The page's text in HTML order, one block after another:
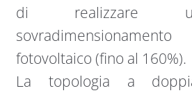
di realizzare
fotovoltaico (fino al 160%).
La topologia a